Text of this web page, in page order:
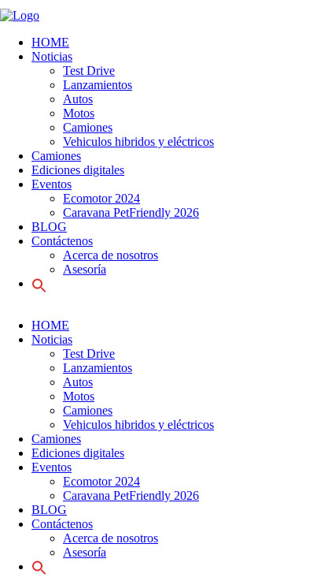
HOME
Noticias
Test Drive
Lanzamientos
Autos
Motos
Camiones
Vehiculos hibridos y eléctricos
Camiones
Ediciones digitales
Eventos
Ecomotor 2024
Caravana PetFriendly 2026
BLOG
Contáctenos
Acerca de nosotros
Asesoría
HOME
Noticias
Test Drive
Lanzamientos
Autos
Motos
Camiones
Vehiculos hibridos y eléctricos
Camiones
Ediciones digitales
Eventos
Ecomotor 2024
Caravana PetFriendly 2026
BLOG
Contáctenos
Acerca de nosotros
Asesoría